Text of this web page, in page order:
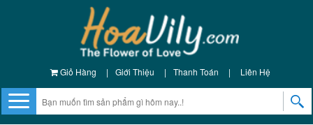
Giỏ Hàng | Giới Thiệu | Thanh Toán | Liên Hệ